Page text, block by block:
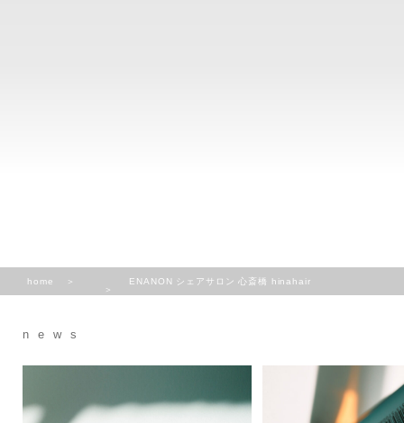
home ENANON シェアサロン 心斎橋 hinahair
news